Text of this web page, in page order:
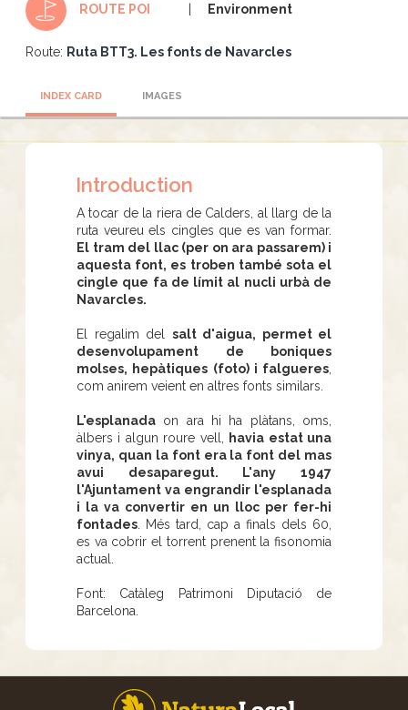
ROUTE POI Environment
Route: Ruta BTT3. Les fonts de Navarcles
INDEX CARD IMAGES
Introduction
A tocar de la riera de Calders, al llarg de la
ruta veureu els cingles que es van formar.
El tram del llac (per on ara passarem) i
aquesta font, es troben també sota el
cingle que fa de límit al nucli urbà de
Navarcles.
El regalim del salt d'aigua, permet el
desenvolupament de boniques
molses, hepàtiques (foto) i falgueres
com anirem veient en altres fonts similars.
L'esplanada on ara hi ha plàtans, oms,
àlbers i algun roure vell,
havia estat una
vinya, quan la font era la font del mas
avui desaparegut. L'any 1947
l'Ajuntament va engrandir l'esplanada
i la va convertir en un lloc per fer-hi
fontades . Més tard, cap a finals dels 60,
es va cobrir el torrent prenent la fisonomia
actual.
Font: Catàleg Patrimoni Diputació de
Barcelona.